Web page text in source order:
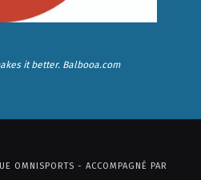
it better. Balbooa.com
OMNISPORTS - ACCOMPAGNÉ PAR